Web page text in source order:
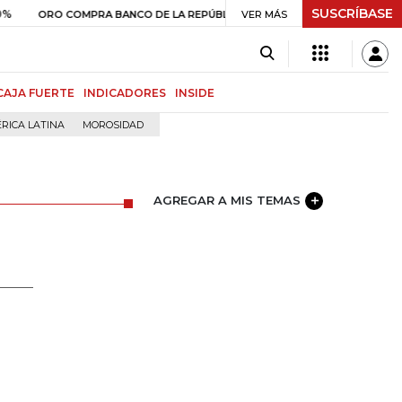
COMPRA BANCO DE LA REPÚBLICA $ 408.498,97 +$ 8.753,81 +2,19%
VER MÁS SUSCRÍBASE
FUERTE INDICADORES INSIDE
LATINA MOROSIDAD
AGREGAR A MIS TEMAS